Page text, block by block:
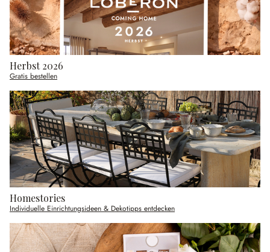
Herbst 2026
Gratis bestellen
Homestories
Individuelle Einrichtungsideen & Dekotipps entdecken